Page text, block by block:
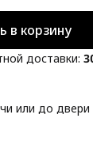
в корзину
доставки:
или до двери